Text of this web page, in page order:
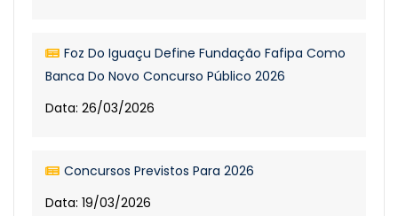
Foz Do Iguaçu Define Fundação Fafipa Como
Banca Do Novo Concurso Público 2026
Data: 26/03/2026
Concursos Previstos Para 2026
Data: 19/03/2026